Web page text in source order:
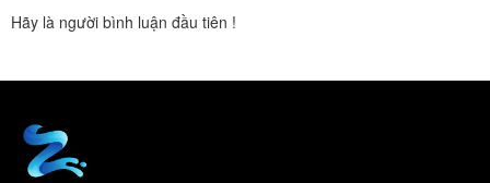
Hãy là người bình luận đầu tiên !